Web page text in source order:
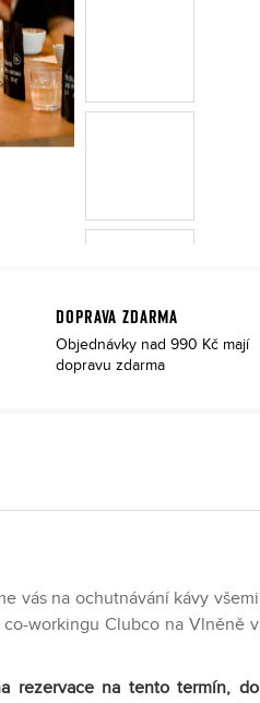
DOPRAVA ZDARMA
Objednávky nad 990 Kč mají
dopravu zdarma
vás na ochutnávání kávy všemi
workingu Clubco na Vlněně v
rezervace na tento termín, do